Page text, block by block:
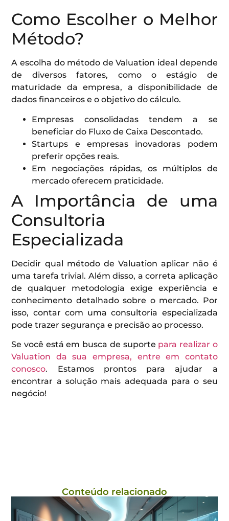
Como Escolher o Melhor
Método?
A escolha do método de Valuation ideal depende
de diversos fatores, como o estágio de
maturidade da empresa, a disponibilidade de
dados financeiros e o objetivo do cálculo.
Empresas consolidadas tendem a se
beneficiar do Fluxo de Caixa Descontado.
Startups e empresas inovadoras podem
preferir opções reais.
Em negociações rápidas, os múltiplos de
mercado oferecem praticidade.
A Importância de uma
Consultoria
Especializada
Decidir qual método de Valuation aplicar não é
uma tarefa trivial. Além disso, a correta aplicação
de qualquer metodologia exige experiência e
conhecimento detalhado sobre o mercado. Por
isso, contar com uma consultoria especializada
pode trazer segurança e precisão ao processo.
Se você está em busca de suporte para realizar o
Valuation da sua empresa, entre em contato
conosco. Estamos prontos para ajudar a
encontrar a solução mais adequada para o seu
negócio!
Conteúdo relacionado